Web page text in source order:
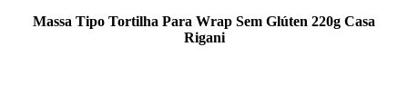
Massa Tipo Tortilha Para Wrap Sem Glúten 220g Casa
Rigani